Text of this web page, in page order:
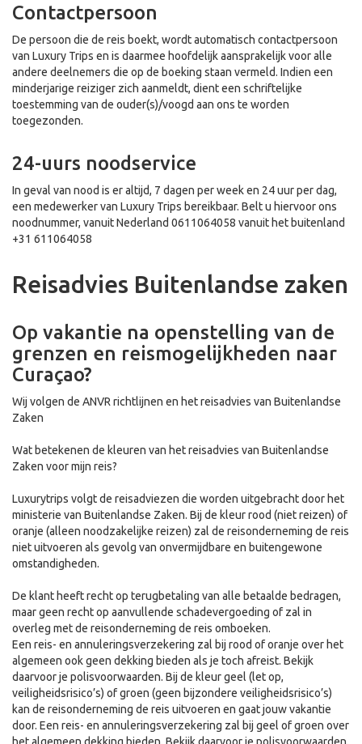
Contactpersoon
De persoon die de reis boekt, wordt automatisch contactpersoon
van Luxury Trips en is daarmee hoofdelijk aansprakelijk voor alle
andere deelnemers die op de boeking staan vermeld. Indien een
minderjarige reiziger zich aanmeldt, dient een schriftelijke
toestemming van de ouder(s)/voogd aan ons te worden
toegezonden.
24-uurs noodservice
In geval van nood is er altijd, 7 dagen per week en 24 uur per dag,
een medewerker van Luxury Trips bereikbaar. Belt u hiervoor ons
noodnummer, vanuit Nederland 0611064058 vanuit het buitenland
+31 611064058
Reisadvies Buitenlandse zaken
Op vakantie na openstelling van de
grenzen en reismogelijkheden naar
Curaçao?
Wij volgen de ANVR richtlijnen en het reisadvies van Buitenlandse
Zaken
Wat betekenen de kleuren van het reisadvies van Buitenlandse
Zaken voor mijn reis?
Luxurytrips volgt de reisadviezen die worden uitgebracht door het
ministerie van Buitenlandse Zaken. Bij de kleur rood (niet reizen) of
oranje (alleen noodzakelijke reizen) zal de reisonderneming de reis
niet uitvoeren als gevolg van onvermijdbare en buitengewone
omstandigheden.
De klant heeft recht op terugbetaling van alle betaalde bedragen,
maar geen recht op aanvullende schadevergoeding of zal in
overleg met de reisonderneming de reis omboeken.
Een reis- en annuleringsverzekering zal bij rood of oranje over het
algemeen ook geen dekking bieden als je toch afreist. Bekijk
daarvoor je polisvoorwaarden. Bij de kleur geel (let op,
veiligheidsrisico’s) of groen (geen bijzondere veiligheidsrisico’s)
kan de reisonderneming de reis uitvoeren en gaat jouw vakantie
door. Een reis- en annuleringsverzekering zal bij geel of groen over
het algemeen dekking bieden. Bekijk daarvoor je polisvoorwaarden.